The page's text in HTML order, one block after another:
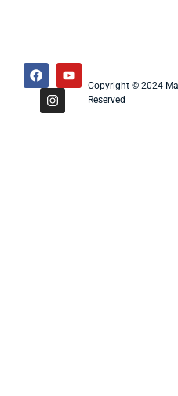
Copyright © 2024
Reserved